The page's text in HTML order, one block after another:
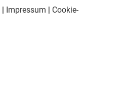
Impressum
Cookie-